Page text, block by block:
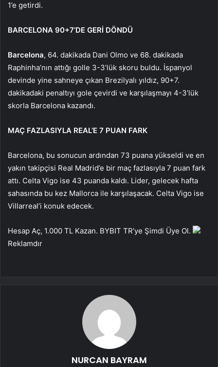
1’e getirdi.
BARCELONA 90+7’DE GERİ DÖNDÜ
Barcelona, 64. dakikada Dani Olmo ve 68. dakikada
Raphinha’nın attığı golle 3-3’lük skoru buldu. İspanyol
devinde yine sahneye çıkan Brezilyalı yıldız, 90+7.
dakikadaki penaltıyı gole çevirdi ve karşılaşmayı 4-3’lük
skorla Barcelona kazandı.
MAÇ FAZLASIYLA REAL’E 7 PUAN FARK
Barcelona, bu sonucun ardından 73 puana yükseldi ve en
yakın takipçisi Real Madrid’e bir maç fazlasıyla 7 puan fark
attı. Celta Vigo ise 43 puanda kaldı. Lider, gelecek hafta
sahasında bu kez Mallorca ile karşılaşacak. Celta Vigo ise
Villarreal’i konuk edecek.
Hesap Aç, 1.000 TL Kazan. BYBIT TR’ye Şimdi Üye Ol.
Reklamdır
NURCAN BAYRAM